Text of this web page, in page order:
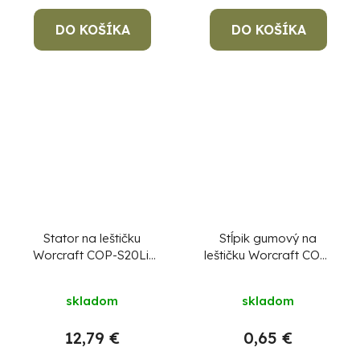
DO KOŠÍKA DO KOŠÍKA
Stator na leštičku
Worcraft COP-S20Li,
skladom
12,79 €
Stĺpik gumový na
leštičku Worcraft COP-
skladom
0,65 €